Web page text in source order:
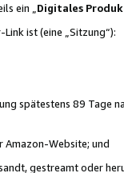
ein „ Digitales
ist (eine „Sitzung“):
spätestens 89 Tage
Website; und
gestreamt oder